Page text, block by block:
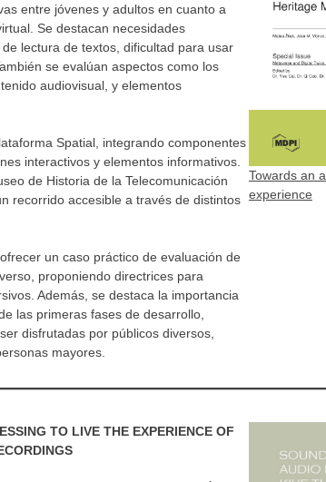
entre jóvenes y adultos en cuanto a
Se destacan necesidades
lectura de textos, dificultad para usar
se evalúan aspectos como los
audiovisual, y elementos
Spatial, integrando componentes
interactivos y elementos informativos.
de Historia de la Telecomunicación
recorrido accesible a través de distintos
un caso práctico de evaluación de
proponiendo directrices para
Además, se destaca la importancia
las primeras fases de desarrollo,
disfrutadas por públicos diversos,
mayores.
Towards an
experience
TO LIVE THE EXPERIENCE OF